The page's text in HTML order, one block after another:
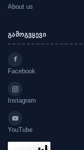
About us
გამოგვყევი
Facebook
Instagram
YouTube